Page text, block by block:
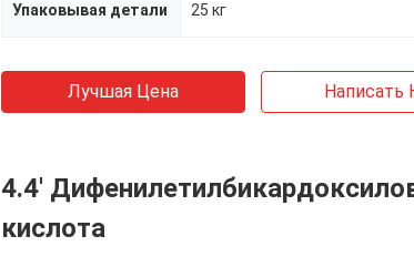
Упаковывая детали 25 кг
Лучшая Цена Написать
4.4'
кислота